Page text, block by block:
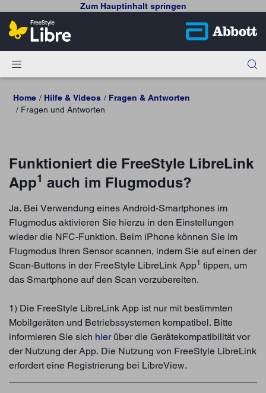
Zum Hauptinhalt springen
Home Hilfe & Videos
Fragen & Antworten
Fragen und Antworten
Funktioniert die FreeStyle LibreLink
App1 auch im Flugmodus?
Ja. Bei Verwendung eines Android-Smartphones im
Flugmodus aktivieren Sie hierzu in den Einstellungen
wieder die NFC-Funktion. Beim iPhone können Sie im
Flugmodus Ihren Sensor scannen, indem Sie auf einen der
Scan-Buttons in der FreeStyle LibreLink App1 tippen, um
das Smartphone auf den Scan vorzubereiten.
1) Die FreeStyle LibreLink App ist nur mit bestimmten
Mobilgeräten und Betriebssystemen kompatibel. Bitte
informieren Sie sich hierüber die Gerätekompatibilität vor
der Nutzung der App. Die Nutzung von FreeStyle LibreLink
erfordert eine Registrierung bei LibreView.